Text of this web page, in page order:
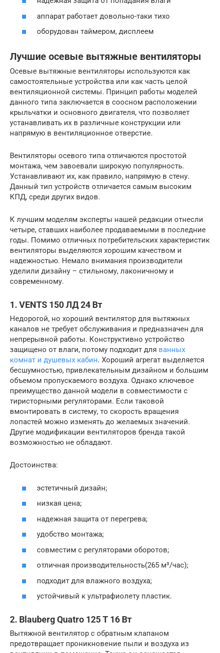
аппарат работает довольно-таки тихо
оборудован таймером, дисплеем
Лучшие осевые вытяжные вентиляторы
Осевые вытяжные вентиляторы используются как
самостоятельные устройства или как часть целой
вентиляционной системы. Принцип работы моделей
данного типа заключается в соосном расположении
крыльчатки и основного двигателя, что позволяет
устанавливать их в различные конструкции или
напрямую в вентиляционное отверстие.
Вентиляторы осевого типа отличаются простотой
монтажа, чем завоевали широкую популярность.
Устанавливают их, как правило, напрямую в стену.
Данный тип устройств отличается самым высоким
КПД, среди других видов.
К лучшим моделям эксперты нашей редакции отнесли
четыре, ставших наиболее продаваемыми в последние
годы. Помимо отличных потребительских характеристик
вентиляторы выделяются хорошим качеством и
надежностью. Немало внимания производители
уделили дизайну – стильному, лаконичному и
современному.
1. VENTS 150 ЛД 24 Вт
Недорогой, но хороший вентилятор для вытяжных
каналов не требует обслуживания и предназначен для
непрерывной работы. Конструктивно устройство
защищено от влаги, потому подходит для ванных
комнат и душевых кабин. Хороший агрегат выделяется
бесшумностью, привлекательным дизайном и большим
объемом пропускаемого воздуха. Однако ключевое
преимущество данной модели в совместимости с
тиристорными регуляторами. Если таковой
вмонтировать в систему, то скорость вращения
лопастей можно изменять до желаемых значений.
Другие модификации вентиляторов бренда такой
возможностью не обладают.
Достоинства:
эстетичный дизайн;
низкая цена;
надежная защита от перегрева;
удобство монтажа;
совместим с регуляторами оборотов;
отличная производительность(265 м³/час);
подходит для влажного воздуха;
устойчивый к ультрафиолету пластик.
2. Blauberg Quatro 125 T 16 Вт
Вытяжной вентилятор с обратным клапаном
предотвращает проникновение пыли и воздуха из